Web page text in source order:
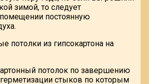
зимой, то следует
постоянную
потолок по завершению
стыков по которым